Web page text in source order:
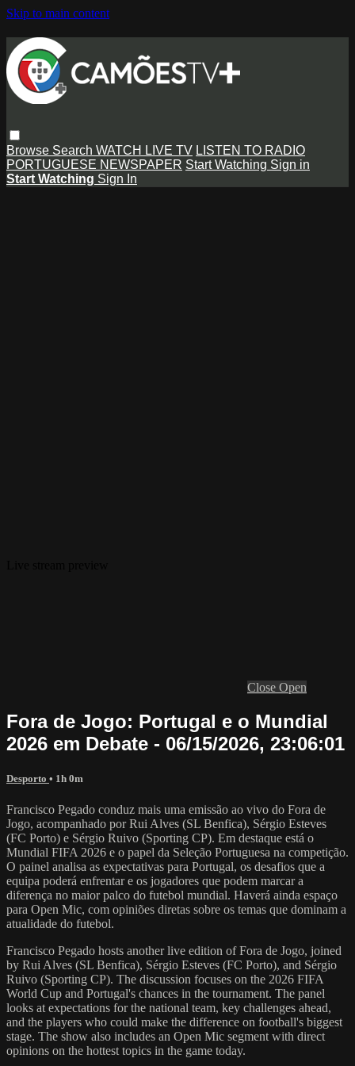
Skip to main content
Browse Search WATCH LIVE TV LISTEN TO RADIO
PORTUGUESE NEWSPAPER Start Watching Sign in
Start Watching Sign In
Close Open
Fora de Jogo: Portugal e o Mundial
2026 em Debate - 06/15/2026, 23:06:01
Desporto • 1h 0m
Francisco Pegado conduz mais uma emissão ao vivo do Fora de
Jogo, acompanhado por Rui Alves (SL Benfica), Sérgio Esteves
(FC Porto) e Sérgio Ruivo (Sporting CP). Em destaque está o
Mundial FIFA 2026 e o papel da Seleção Portuguesa na competição.
O painel analisa as expectativas para Portugal, os desafios que a
equipa poderá enfrentar e os jogadores que podem marcar a
diferença no maior palco do futebol mundial. Haverá ainda espaço
para Open Mic, com opiniões diretas sobre os temas que dominam a
atualidade do futebol.
Francisco Pegado hosts another live edition of Fora de Jogo, joined
by Rui Alves (SL Benfica), Sérgio Esteves (FC Porto), and Sérgio
Ruivo (Sporting CP). The discussion focuses on the 2026 FIFA
World Cup and Portugal's chances in the tournament. The panel
looks at expectations for the national team, key challenges ahead,
and the players who could make the difference on football's biggest
stage. The show also includes an Open Mic segment with direct
opinions on the hottest topics in the game today.